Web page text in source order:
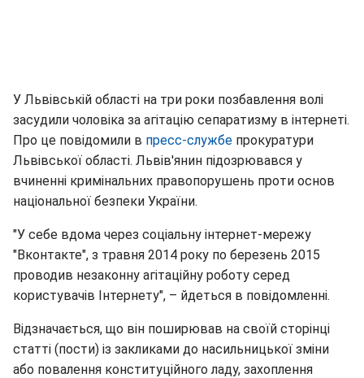
У Львівській області на три роки позбавлення волі
засудили чоловіка за агітацію сепаратизму в інтернеті.
Про це повідомили в пресс-службе прокуратури
Львівської області. Львів'янин підозрювався у
вчиненні кримінальних правопорушень проти основ
національної безпеки України.
"У себе вдома через соціальну інтернет-мережу
"Вконтакте", з травня 2014 року по березень 2015
проводив незаконну агітаційну роботу серед
користувачів Інтернету", – йдеться в повідомленні.
Відзначається, що він поширював на своїй сторінці
статті (пости) із закликами до насильницької зміни
або повалення конституційного ладу, захоплення